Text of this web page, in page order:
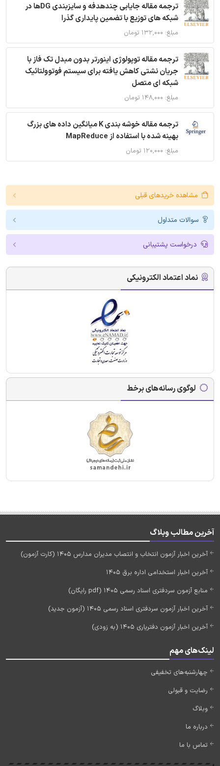
ترجمه مقاله جایابی چندهدفه و سایزبندی DGها در
شبکه های توزیع با تضمین پایداری گذرا
مبلغ: ۱۳۲,۰۰۰ تومان
ترجمه مقاله توپولوژی اینورتر بدون مبدل تک فاز با
جریان نشتی کاهش یافته برای سیستم فوتوولتائیک
شبکه ای متصل
مبلغ: ۱۴۸,۰۰۰ تومان
ترجمه مقاله خوشه بندی K میانگین داده های بزرگ
بهینه شده با استفاده از MapReduce
مبلغ: ۱۲۰,۰۰۰ تومان
مشاهده خریدهای قبلی
سوالات متداول
درخواست پشتیبانی
نماد اعتماد الکترونیکی
لوگوی رسانه‌های برخط
آخرین مطالب وبلاگ
آخرین اخبار آزمون انتخاب و انتصاب مدیران مدارس 1405 (کارت آزمون)
آخرین اخبار استخدامی اداره برق 1405
منابع آزمون سردفتری اسناد رسمی 1405 (pdf رایگان)
آخرین اخبار آزمون سردفتری اسناد رسمی 1405 (آزمون جدید)
آخرین اخبار آزمون دفتریاری 1405 (به زودی)
لینک‌های مهم
چهارشنبه‌های تخفیفی
رضایت و قبولی
وبلاگ
درباره ما
تماس با ما